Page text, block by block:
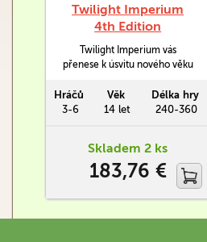
Twilight Imperium
4th Edition
Twilight Imperium vás
přenese k úsvitu nového věku
a 354 plastových figurek.
Hráčů
3-6
Věk
14 let
Délka hry
240-360
Skladem 2 ks
183,76 €